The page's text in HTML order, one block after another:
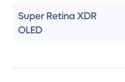
Super Retina XDR
OLED